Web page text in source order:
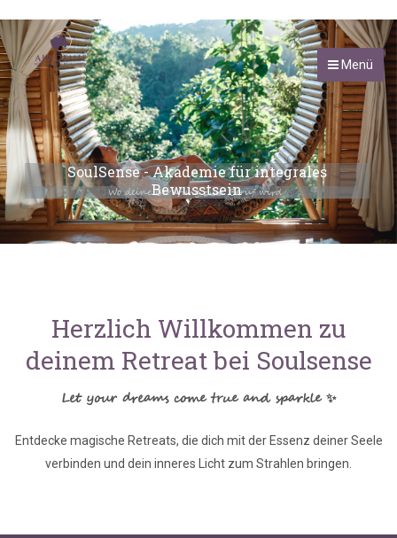
Menü
Wo deine Berufung zum Beruf wird
SoulSense - Akademie für integrales
Bewusstsein
Herzlich Willkommen zu
deinem Retreat bei Soulsense
Let your dreams come true and sparkle ✨
Entdecke magische Retreats, die dich mit der Essenz deiner Seele
verbinden und dein inneres Licht zum Strahlen bringen.